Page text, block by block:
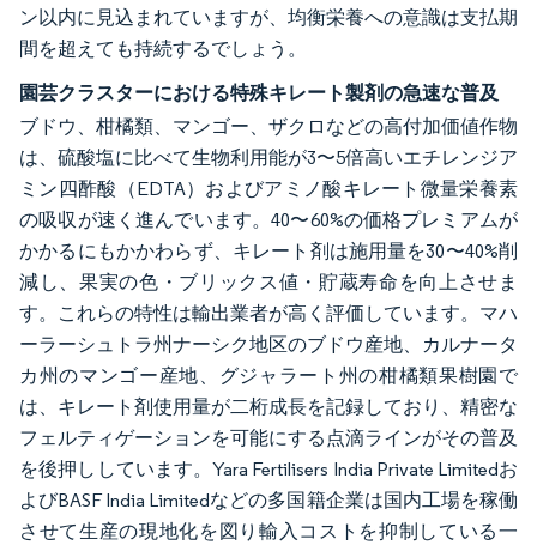
ン以内に見込まれていますが、均衡栄養への意識は支払期
間を超えても持続するでしょう。
園芸クラスターにおける特殊キレート製剤の急速な普及
ブドウ、柑橘類、マンゴー、ザクロなどの高付加価値作物
は、硫酸塩に比べて生物利用能が3〜5倍高いエチレンジア
ミン四酢酸（EDTA）およびアミノ酸キレート微量栄養素
の吸収が速く進んでいます。40〜60%の価格プレミアムが
かかるにもかかわらず、キレート剤は施用量を30〜40%削
減し、果実の色・ブリックス値・貯蔵寿命を向上させま
す。これらの特性は輸出業者が高く評価しています。マハ
ーラーシュトラ州ナーシク地区のブドウ産地、カルナータ
カ州のマンゴー産地、グジャラート州の柑橘類果樹園で
は、キレート剤使用量が二桁成長を記録しており、精密な
フェルティゲーションを可能にする点滴ラインがその普及
を後押ししています。Yara Fertilisers India Private Limitedお
よびBASF India Limitedなどの多国籍企業は国内工場を稼働
させて生産の現地化を図り輸入コストを抑制している一